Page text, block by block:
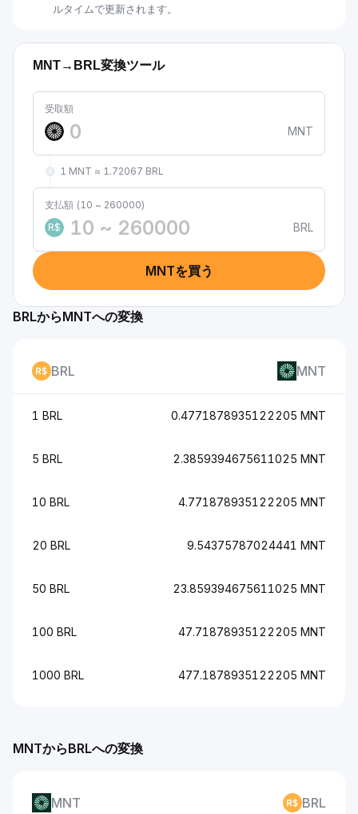
ルタイムで更新されます。
MNT→BRL変換ツール
受取額
MNT
1 MNT ≈ 1.72067 BRL
支払額 (10 ~ 260000)
R$
BRL
MNTを買う
MNTからBRLへの変換
MNT BRL
BRLからMNTへの変換
BRL MNT
1 BRL 0.4771878935122205 MNT
5 BRL 2.3859394675611025 MNT
10 BRL 4.771878935122205 MNT
20 BRL 9.54375787024441 MNT
50 BRL 23.859394675611025 MNT
100 BRL 47.71878935122205 MNT
1000 BRL 477.1878935122205 MNT